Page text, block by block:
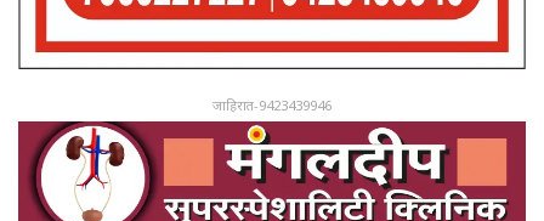
जाहिरात-9423439946